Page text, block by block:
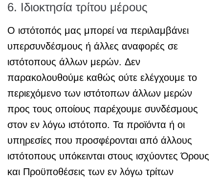
6. Ιδιοκτησία τρίτου μέρους
Ο ιστότοπός μας μπορεί να περιλαμβάνει
υπερσυνδέσμους ή άλλες αναφορές σε
ιστότοπους άλλων μερών. Δεν
παρακολουθούμε καθώς ούτε ελέγχουμε το
περιεχόμενο των ιστότοπων άλλων μερών
προς τους οποίους παρέχουμε συνδέσμους
στον εν λόγω ιστότοπο. Τα προϊόντα ή οι
υπηρεσίες που προσφέρονται από άλλους
ιστότοπους υπόκεινται στους ισχύοντες Όρους
και Προϋποθέσεις των εν λόγω τρίτων